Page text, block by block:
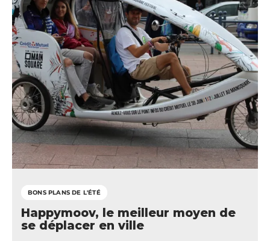
BONS PLANS DE L'ÉTÉ
Happymoov, le meilleur moyen de
se déplacer en ville